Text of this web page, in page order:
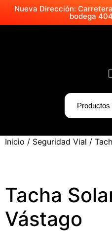
Nueva Dirección:
bodega
Productos
Inicio / Seguridad Vial /
Tacha
Vástago